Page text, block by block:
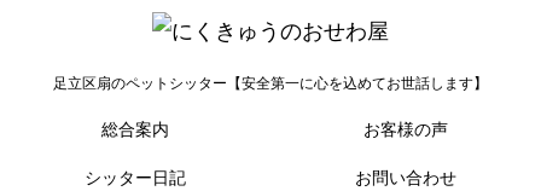
足立区扇のペットシッター【安全第一に心を込めてお世話します】
総合案内 お客様の声
シッター日記 お問い合わせ